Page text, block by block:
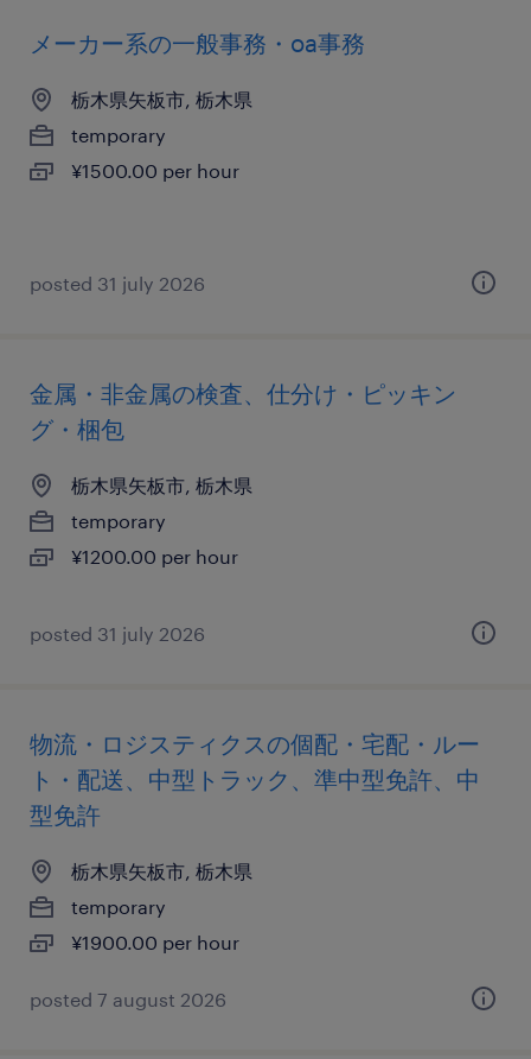
メーカー系の一般事務・oa事務
栃木県矢板市, 栃木県
temporary
¥1500.00 per hour
posted 31 july 2026
金属・非金属の検査、仕分け・ピッキン
グ・梱包
栃木県矢板市, 栃木県
temporary
¥1200.00 per hour
posted 31 july 2026
物流・ロジスティクスの個配・宅配・ルー
ト・配送、中型トラック、準中型免許、中
型免許
栃木県矢板市, 栃木県
temporary
¥1900.00 per hour
posted 7 august 2026